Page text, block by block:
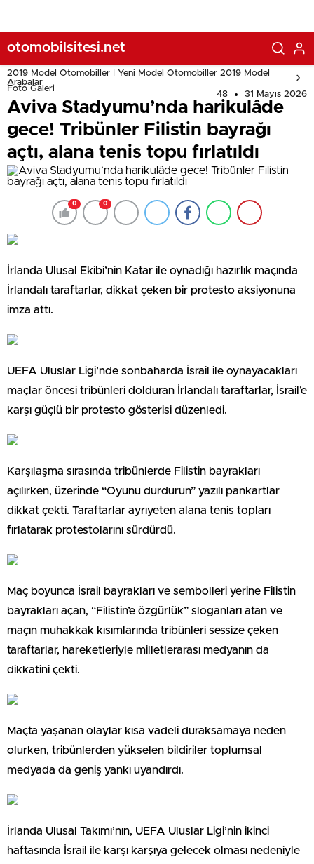
otomobilsitesi.net
2019 Model Otomobiller | Yeni Model Otomobiller 2019 Model
Arabalar
Foto Galeri
48 31 Mayıs 2026
Aviva Stadyumu’nda harikulâde
gece! Tribünler Filistin bayrağı
açtı, alana tenis topu fırlatıldı
0 0
İrlanda Ulusal Ekibi’nin Katar ile oynadığı hazırlık maçında
İrlandalı taraftarlar, dikkat çeken bir protesto aksiyonuna
imza attı.
UEFA Uluslar Ligi’nde sonbaharda İsrail ile oynayacakları
maçlar öncesi tribünleri dolduran İrlandalı taraftarlar, İsrail’e
karşı güçlü bir protesto gösterisi düzenledi.
Karşılaşma sırasında tribünlerde Filistin bayrakları
açılırken, üzerinde “Oyunu durdurun” yazılı pankartlar
dikkat çekti. Taraftarlar ayrıyeten alana tenis topları
fırlatarak protestolarını sürdürdü.
Maç boyunca İsrail bayrakları ve sembolleri yerine Filistin
bayrakları açan, “Filistin’e özgürlük” sloganları atan ve
maçın muhakkak kısımlarında tribünleri sessize çeken
taraftarlar, hareketleriyle milletlerarası medyanın da
dikkatini çekti.
Maçta yaşanan olaylar kısa vadeli duraksamaya neden
olurken, tribünlerden yükselen bildiriler toplumsal
medyada da geniş yankı uyandırdı.
İrlanda Ulusal Takımı’nın, UEFA Uluslar Ligi’nin ikinci
haftasında İsrail ile karşı karşıya gelecek olması nedeniyle